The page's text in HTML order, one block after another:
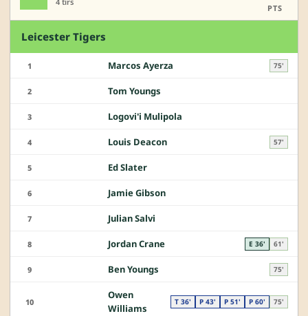
PTS
Leicester Tigers
1 Marcos Ayerza 75'
2 Tom Youngs
3 Logovi'i Mulipola
4 Louis Deacon 57'
5 Ed Slater
6 Jamie Gibson
7 Julian Salvi
8 Jordan Crane E 36' 61'
9 Ben Youngs 75'
10
Owen
Williams
T 36' P 43' P 51' P 60' 75'